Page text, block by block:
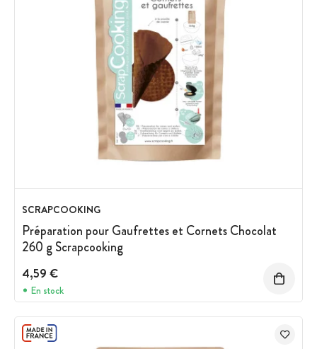
SCRAPCOOKING
Préparation pour Gaufrettes et Cornets Chocolat
260 g Scrapcooking
4,59 €
En stock